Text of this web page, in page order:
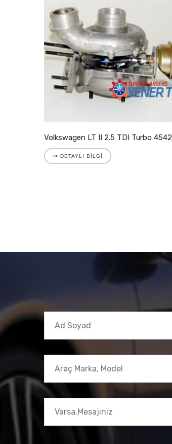
DETAYLI BILGI